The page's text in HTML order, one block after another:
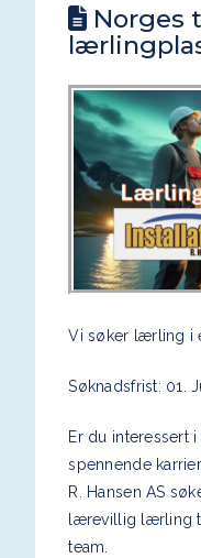
Norges
Vi søker lærling i
Søknadsfrist: 01.
Er du interessert
spennende
R. Hansen AS
lærevillig lærling
team.